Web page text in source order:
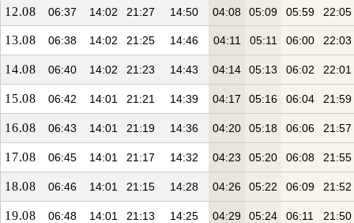
12.08 06:37 14:02 21:27 14:50 04:08 05:09 05:59 22:05
13.08 06:38 14:02 21:25 14:46 04:11 05:11 06:00 22:03
14.08 06:40 14:02 21:23 14:43 04:14 05:13 06:02 22:01
15.08 06:42 14:01 21:21 14:39 04:17 05:16 06:04 21:59
16.08 06:43 14:01 21:19 14:36 04:20 05:18 06:06 21:57
17.08 06:45 14:01 21:17 14:32 04:23 05:20 06:08 21:55
18.08 06:46 14:01 21:15 14:28 04:26 05:22 06:09 21:52
19.08 06:48 14:01 21:13 14:25 04:29 05:24 06:11 21:50